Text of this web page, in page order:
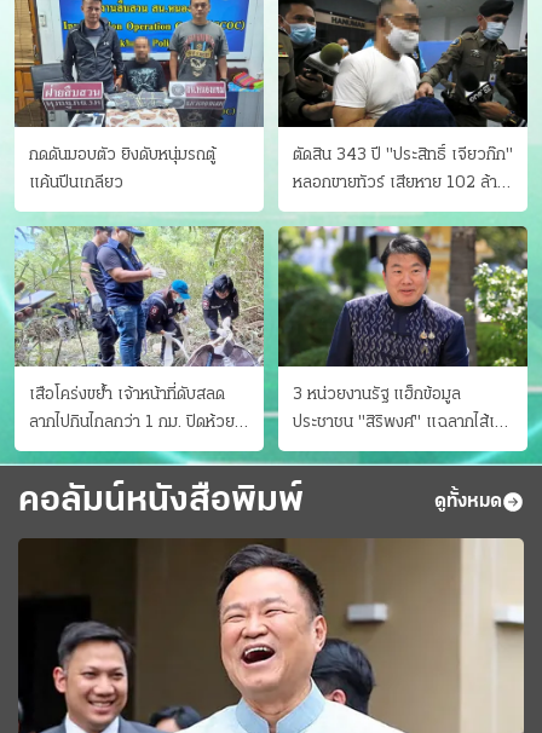
กดดันมอบตัว ยิงดับหนุ่มรถตู้
แค้นปีนเกลียว
ตัดสิน 343 ปี "ประสิทธิ์ เจียวก๊ก"
หลอกขายทัวร์ เสียหาย 102 ล้าน
มีเหยื่อ 173 คน
เสือโคร่งขย้ำ เจ้าหน้าที่ดับสลด
ลากไปกินไกลกว่า 1 กม. ปิดห้วย
ขาแข้งชั่วคราว
3 หน่วยงานรัฐ แฮ็กข้อมูล
ประชาชน "สิริพงศ์" แฉลากไส้เอง
"หนู" กอด "หนิม" สยบลือ
คอลัมน์หนังสือพิมพ์ ดูทั้งหมด